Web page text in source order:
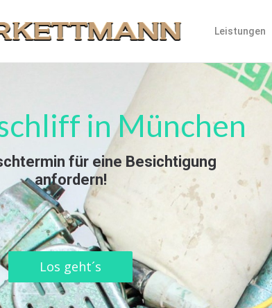
Leistungen
in München
für eine Besichtigung
anfordern!
Los geht´s